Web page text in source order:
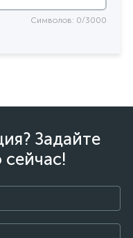
Символов: 0/3000
Задайте